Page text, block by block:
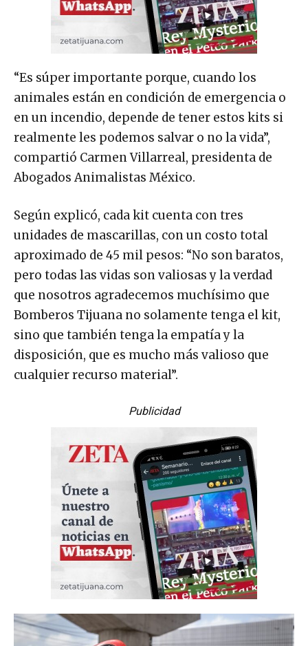
“Es súper importante porque, cuando los
animales están en condición de emergencia o
en un incendio, depende de tener estos kits si
realmente les podemos salvar o no la vida”,
compartió Carmen Villarreal, presidenta de
Abogados Animalistas México.
Según explicó, cada kit cuenta con tres
unidades de mascarillas, con un costo total
aproximado de 45 mil pesos: “No son baratos,
pero todas las vidas son valiosas y la verdad
que nosotros agradecemos muchísimo que
Bomberos Tijuana no solamente tenga el kit,
sino que también tenga la empatía y la
disposición, que es mucho más valioso que
cualquier recurso material”.
Publicidad